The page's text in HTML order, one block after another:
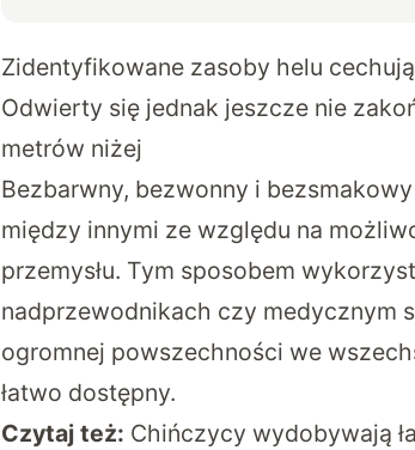
Zidentyfikowane zasoby helu
Odwierty się jednak jeszcze nie
metrów niżej
Bezbarwny, bezwonny i
między innymi ze względu na
przemysłu. Tym sposobem
nadprzewodnikach czy medycznym
ogromnej powszechności we
łatwo dostępny.
Czytaj też: Chińczycy wydobywają